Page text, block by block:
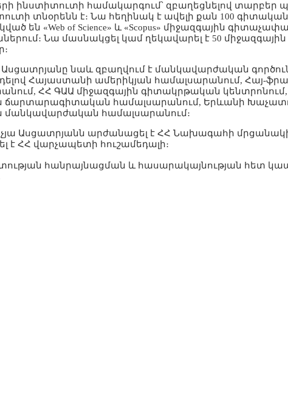
ինստիտուտի համակարգում՝ զբաղեցնելով տարբեր
տնօրենն է։ Նա հեղինակ է ավելի քան 100 գիտական
են «Web of Science» և «Scopus» միջազգային
Նա մասնակցել կամ ղեկավարել է 50
նաև զբաղվում է մանկավարժական
Հայաստանի ամերիկյան համալսարանում, Հայ-
ՀՀ ԳԱԱ միջազգային գիտակրթական
համալսարանում, Երևանի
համալսարանում։
Ասցատրյանն արժանացել է ՀՀ Նախագահի
է ՀՀ վարչապետի հուշամեդալի։
հանրայնացման և հասարակայնության հետ